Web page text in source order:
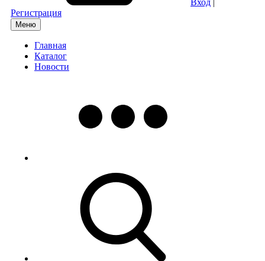
Вход |
Регистрация
Меню
Главная
Каталог
Новости